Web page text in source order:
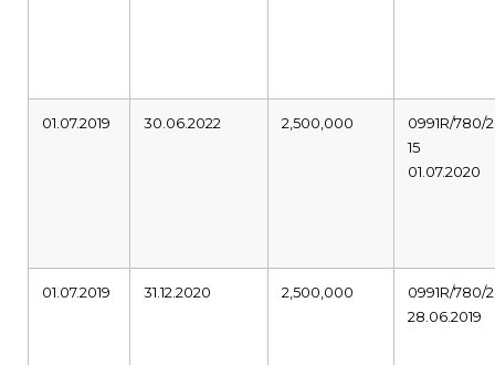
01.07.2019 30.06.2022 2,500,000
0991R/780/
15
01.07.2020
01.07.2019 31.12.2020 2,500,000
0991R/780/
28.06.2019